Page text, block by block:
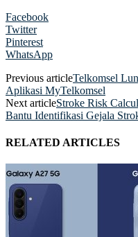
Facebook
Twitter
Pinterest
WhatsApp
Previous articleTelkomsel
Aplikasi MyTelkomsel
Next articleStroke Risk
Bantu Identifikasi Gejala
RELATED ARTICLES